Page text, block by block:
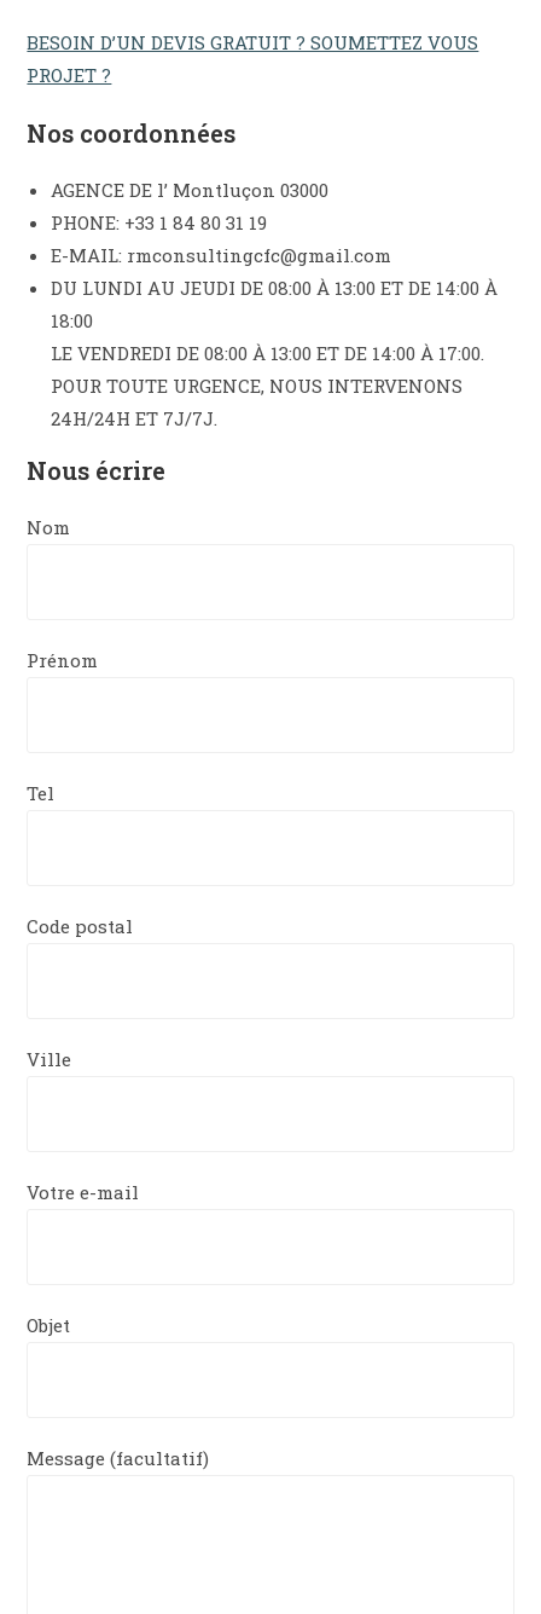
BESOIN D’UN DEVIS GRATUIT ? SOUMETTEZ VOUS
PROJET ?
Nos coordonnées
AGENCE DE l’ Montluçon 03000
PHONE: +33 1 84 80 31 19
E-MAIL: rmconsultingcfc@gmail.com
DU LUNDI AU JEUDI DE 08:00 À 13:00 ET DE 14:00 À
18:00
LE VENDREDI DE 08:00 À 13:00 ET DE 14:00 À 17:00.
POUR TOUTE URGENCE, NOUS INTERVENONS
24H/24H ET 7J/7J.
Nous écrire
Nom
Prénom
Tel
Code postal
Ville
Votre e-mail
Objet
Message (facultatif)